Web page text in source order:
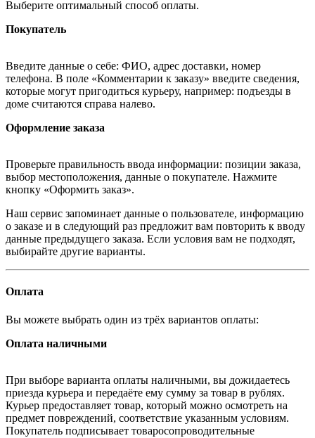
Выберите оптимальный способ оплаты.
Покупатель
Введите данные о себе: ФИО, адрес доставки, номер
телефона. В поле «Комментарии к заказу» введите сведения,
которые могут пригодиться курьеру, например: подъезды в
доме считаются справа налево.
Оформление заказа
Проверьте правильность ввода информации: позиции заказа,
выбор местоположения, данные о покупателе. Нажмите
кнопку «Оформить заказ».
Наш сервис запоминает данные о пользователе, информацию
о заказе и в следующий раз предложит вам повторить к вводу
данные предыдущего заказа. Если условия вам не подходят,
выбирайте другие варианты.
Оплата
Вы можете выбрать один из трёх вариантов оплаты:
Оплата наличными
При выборе варианта оплаты наличными, вы дожидаетесь
приезда курьера и передаёте ему сумму за товар в рублях.
Курьер предоставляет товар, который можно осмотреть на
предмет повреждений, соответствие указанным условиям.
Покупатель подписывает товаросопроводительные